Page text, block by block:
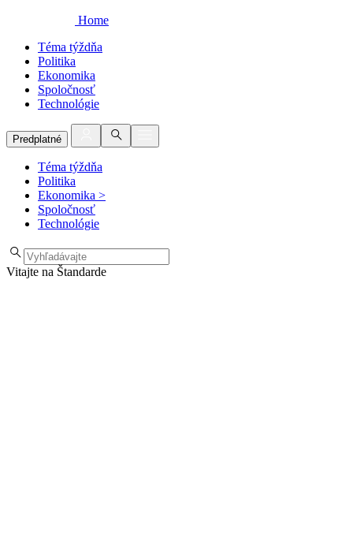
Home
Téma týždňa
Politika
Ekonomika
Spoločnosť
Technológie
Predplatné
Téma týždňa
Politika
Ekonomika >
Spoločnosť
Technológie
Vitajte na Štandarde